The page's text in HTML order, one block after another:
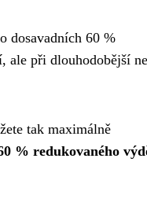
dosavadních 60 %
ale při dlouhodobější
tak maximálně
% redukovaného